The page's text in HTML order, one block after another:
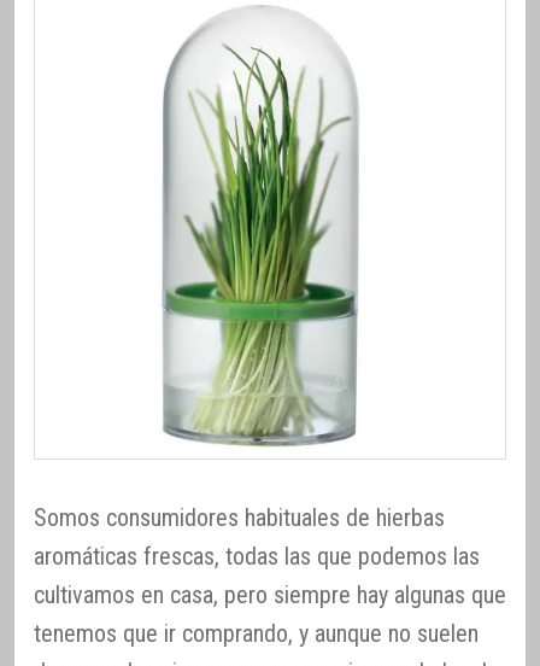
Somos consumidores habituales de hierbas
aromáticas frescas, todas las que podemos las
cultivamos en casa, pero siempre hay algunas que
tenemos que ir comprando, y aunque no suelen